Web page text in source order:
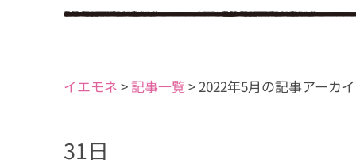
イエモネ >記事一覧>2022年5月の記事アーカ
31日